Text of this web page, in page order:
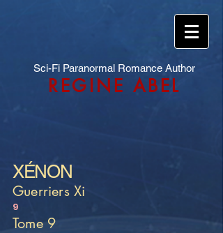
Sci-Fi Paranormal Romance Author
REGINE ABEL
XÉNON
Guerriers Xi
9
Tome 9